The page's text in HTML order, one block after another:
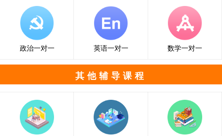
政治一对一 英语一对一 数学一对一
其他辅导课程